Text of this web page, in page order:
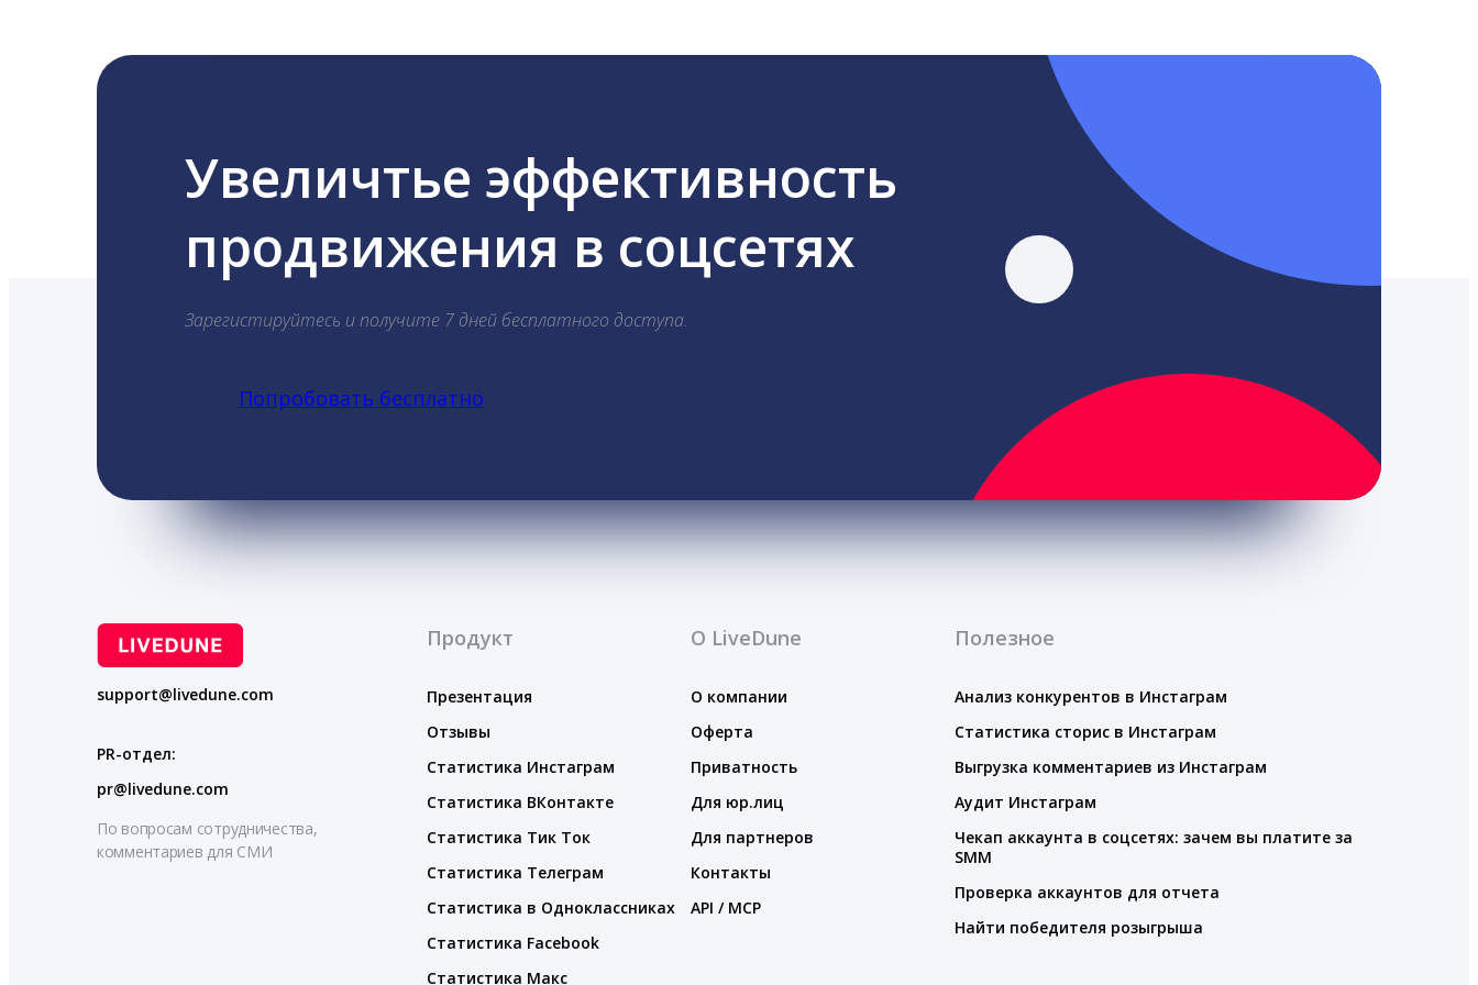
Увеличтье эффективность
продвижения в соцсетях
Зарегистируйтесь и получите 7 дней бесплатного доступа.
Попробовать бесплатно
support@livedune.com
PR-отдел:
pr@livedune.com
По вопросам сотрудничества,
комментариев для СМИ
Продукт
Презентация
Отзывы
Статистика Инстаграм
Статистика ВКонтакте
Статистика Тик Ток
Статистика Телеграм
Статистика в Одноклассниках
Статистика Facebook
Статистика Макс
О LiveDune
О компании
Оферта
Приватность
Для юр.лиц
Для партнеров
Контакты
API / MCP
Полезное
Анализ конкурентов в Инстаграм
Статистика сторис в Инстаграм
Выгрузка комментариев из Инстаграм
Аудит Инстаграм
Чекап аккаунта в соцсетях: зачем вы платите за
SMM
Проверка аккаунтов для отчета
Найти победителя розыгрыша